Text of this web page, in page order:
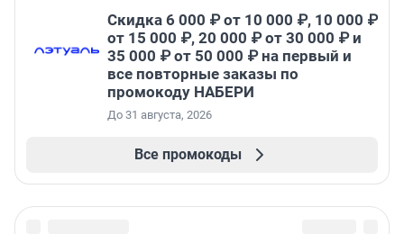
Скидка 6 000 ₽ от 10 000 ₽, 10 000 ₽
от 15 000 ₽, 20 000 ₽ от 30 000 ₽ и
35 000 ₽ от 50 000 ₽ на первый и
все повторные заказы по
промокоду НАБЕРИ
До 31 августа, 2026
Все промокоды